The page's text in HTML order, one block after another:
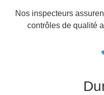
Nos inspecteurs
contrôles de qualité